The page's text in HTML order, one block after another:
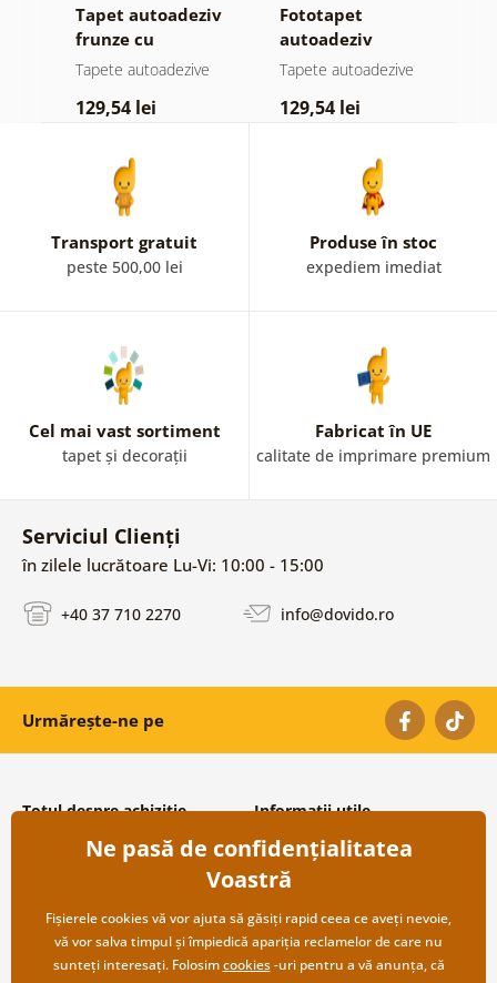
Tapet autoadeziv
frunze cu
atingere
Tapete autoadezive
129,54 lei
Fototapet
autoadeziv
pădure în ceață
Tapete autoadezive
129,54 lei
Transport gratuit
peste 500,00 lei
Produse în stoc
expediem imediat
Cel mai vast sortiment
tapet și decorații
Fabricat în UE
calitate de imprimare premium
Serviciul Clienți
în zilele lucrătoare Lu-Vi: 10:00 - 15:00
+40 37 710 2270 info@dovido.ro
Urmărește-ne pe
Totul despre achiziție
Condiții și termeni generali
Protecția datelor personale
Transport și modalități de plată
Returnare
Informații utile
Despre noi
Întrebări frecvente
Contacte
Cooperare angro
Ne pasă de confidențialitatea
Voastră
Fișierele cookies vă vor ajuta să găsiți rapid ceea ce aveți nevoie,
vă vor salva timpul și împiedică apariția reclamelor de care nu
sunteți interesați. Folosimcookies-uri pentru a vă anunța, că